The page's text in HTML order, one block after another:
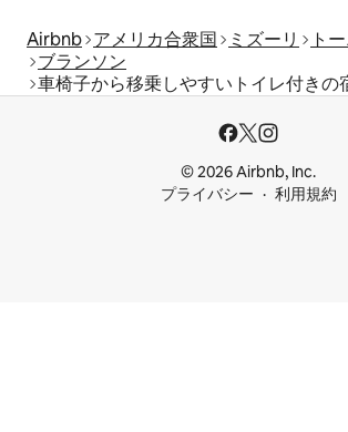
Airbnb アメリカ合衆国 ミズーリ
ト
ブランソン
車椅子から移乗しやすいトイレ付きの
© 2026 Airbnb, Inc.
プライバシー
利用規約